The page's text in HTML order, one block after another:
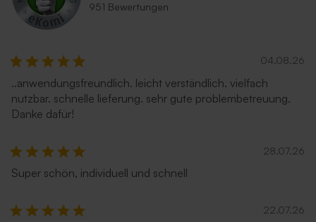
951 Bewertungen
04.08.26
..anwendungsfreundlich. leicht verständlich. vielfach
nutzbar. schnelle lieferung. sehr gute problembetreuung.
Danke dafür!
28.07.26
Super schön, individuell und schnell
22.07.26